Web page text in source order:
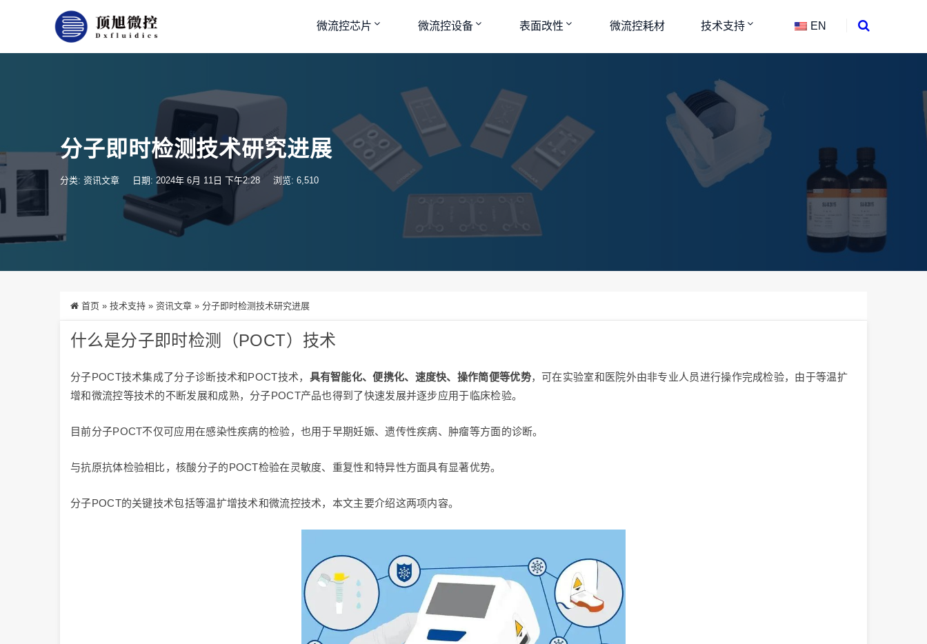
微流控芯片 微流控设备 表面改性 微流控耗材 技术支持 EN
分子即时检测技术研究进展
分类: 资讯文章 日期: 2024年 6月 11日 下午2:28 浏览: 6,510
首页 » 技术支持 » 资讯文章 » 分子即时检测技术研究进展
什么是分子即时检测（POCT）技术
分子POCT技术集成了分子诊断技术和POCT技术， 具有智能化、便携化、速度快、操作简便等优势，可在实验室和医院外由非专业人员进行操作完成检验，由于等温扩
增和微流控等技术的不断发展和成熟，分子POCT产品也得到了快速发展并逐步应用于临床检验。
目前分子POCT不仅可应用在感染性疾病的检验，也用于早期妊娠、遗传性疾病、肿瘤等方面的诊断。
与抗原抗体检验相比，核酸分子的POCT检验在灵敏度、重复性和特异性方面具有显著优势。
分子POCT的关键技术包括等温扩增技术和微流控技术，本文主要介绍这两项内容。